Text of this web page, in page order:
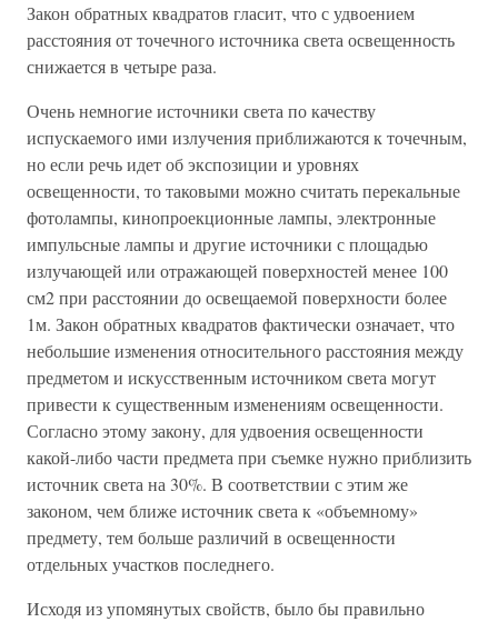
Закон обратных квадратов гласит, что с удвоением
расстояния от точечного источника света освещенность
снижается в четыре раза.
Очень немногие источники света по качеству
испускаемого ими излучения приближаются к точечным,
но если речь идет об экспозиции и уровнях
освещенности, то таковыми можно считать перекальные
фотолампы, кинопроекционные лампы, электронные
импульсные лампы и другие источники с площадью
излучающей или отражающей поверхностей менее 100
см2 при расстоянии до освещаемой поверхности более
1м. Закон обратных квадратов фактически означает, что
небольшие изменения относительного расстояния между
предметом и искусственным источником света могут
привести к существенным изменениям освещенности.
Согласно этому закону, для удвоения освещенности
какой-либо части предмета при съемке нужно приблизить
источник света на 30%. В соответствии с этим же
законом, чем ближе источник света к «объемному»
предмету, тем больше различий в освещенности
отдельных участков последнего.
Исходя из упомянутых свойств, было бы правильно